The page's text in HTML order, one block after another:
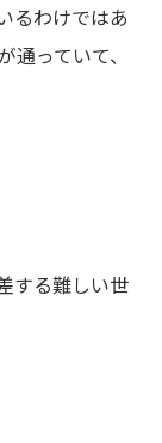
るわけではあ
っていて、
する難しい世